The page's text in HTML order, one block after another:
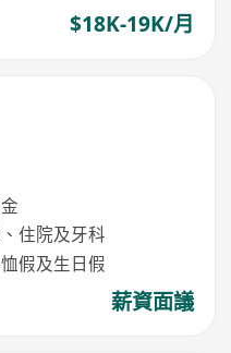
$18K-19K/月
住院及牙科
假及生日假
薪資面議